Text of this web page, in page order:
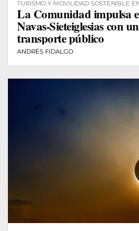
TURISMO Y MOVILIDAD SOSTENIBLE
La Comunidad impulsa
Navas-Sieteiglesias con
transporte público
ANDRÉS FIDALGO